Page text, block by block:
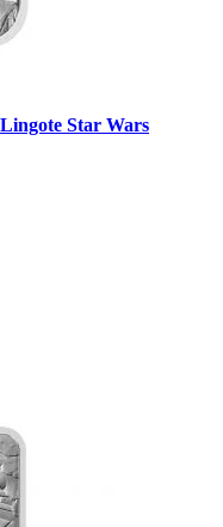
Star Wars